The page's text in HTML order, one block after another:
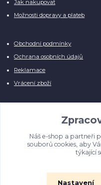
Jak nakupovat
Možnosti dopravy a plateb
Obchodní podmínky
Ochrana osobních údajů
Reklamace
Vrácení zboží
Manuálně pro Vás kontrolujeme
několika z nich je vyobrazen
Omlouváme se, na úpravě
Náš e-shop a partneři
souborů cookies, aby
týkající
Nastavení